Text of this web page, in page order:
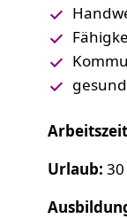
Urlaub: 30